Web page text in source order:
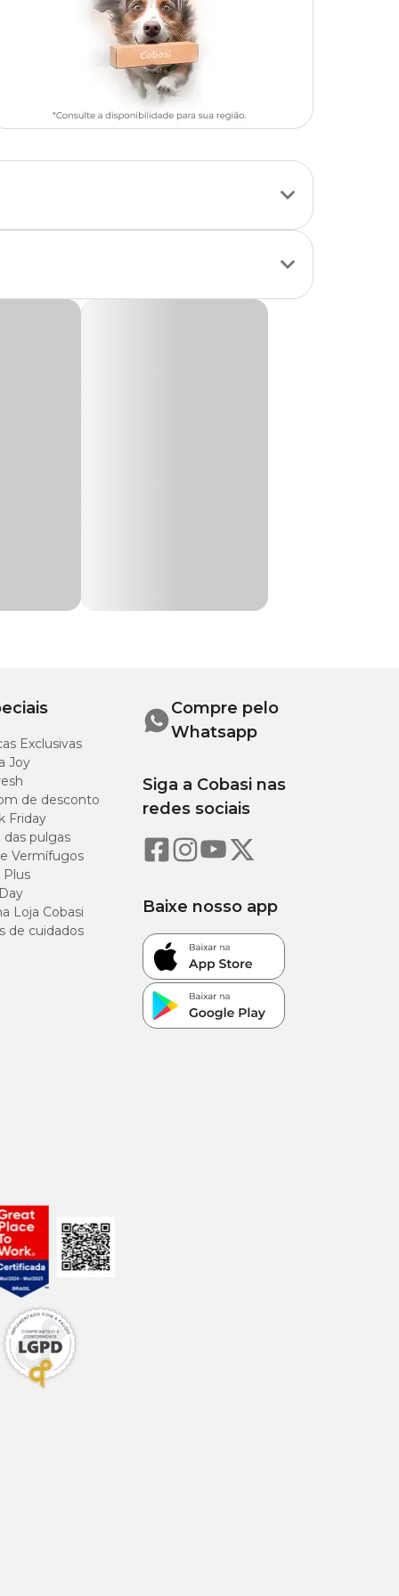
cloreto de
(0,03%),
de cálcio,
penas, gordura
(1,0%)
kg (0,7%)
Exclusivas
Joy
de desconto
Friday
das pulgas
Vermífugos
Plus
Loja Cobasi
de cuidados
Compre pelo
Whatsapp
Siga a Cobasi nas
redes sociais
Baixe nosso app